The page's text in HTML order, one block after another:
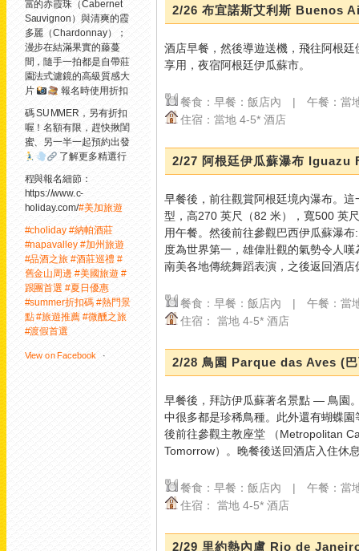
富的赤霞珠（Cabernet
Sauvignon）與清爽的霞
多麗（Chardonnay）；
漫步在結滿果實的藤蔓
間，隨手一拍都是自帶莊
園法式濾鏡的高級質感大
片
報名時使用折扣
碼 SUMMER，另有折扣
喔！名額有限，趕快揪閨
蜜、另一半一起預約出發
了解更多精選行
程與報名細節：
https://www.c-
holiday.com/#美加旅遊
#choliday #納帕酒莊
#napavalley #加州旅遊
#品酒之旅 #酒莊巡禮 #
舊金山周邊 #美國旅遊 #
跟團首選 #夏日優惠
#summer折扣碼 #熱門景
點 #旅遊推薦 #微醺之旅
#渡假首選
View on Facebook
·
2/26 布宜諾斯艾利斯 Buenos
酒店早餐，然後導遊送機，飛往阿根
享用，夜宿阿根廷伊瓜蘇市。
餐食：早餐：飯店內 | 午餐：
住宿：當地 4-5* 酒店
2/27 阿根廷伊瓜蘇瀑布
早餐後，前往觀賞阿根廷境內瀑布。
型，高270 英尺（82 米），寬500 英
用午餐。然後前往參觀巴西伊瓜蘇瀑
度為世界第一，雄偉壯觀的氣勢令人
南美各地傳統舞蹈表演，之後返回酒
餐食：早餐：飯店內 | 午餐：當
住宿： 當地 4-5* 酒店
2/28 鳥園 Parque das Aves (
早餐後，拜訪伊瓜蘇著名景點 — 鳥園
中很多都是珍稀鳥種。此外還有蝴蝶
後前往參觀主教座堂 （Metropolitan
Tomorrow）。晚餐後送回酒店入住休
餐食：早餐：飯店內 | 午餐：當
住宿： 當地 4-5* 酒店
2/29 里約熱內盧 Rio de